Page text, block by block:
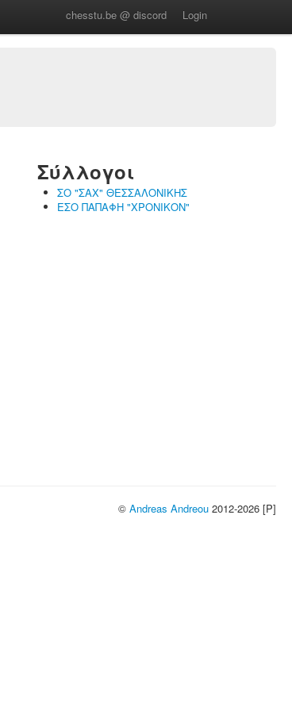
chesstu.be @ discord Login
Σύλλογοι
ΣΟ "ΣΑΧ" ΘΕΣΣΑΛΟΝΙΚΗΣ
ΕΣΟ ΠΑΠΑΦΗ "ΧΡΟΝΙΚΟΝ"
© Andreas Andreou 2012-2026 [P]